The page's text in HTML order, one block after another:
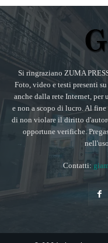
Si ringraziano ZUMA
Foto, video e testi presenti
anche dalla rete Internet,
e non a scopo di lucro. Al
di non violare il diritto
opportune verifiche.
Contatti: